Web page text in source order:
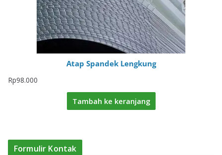
Atap Spandek Lengkung
Rp98.000
Tambah ke keranjang
Formulir Kontak